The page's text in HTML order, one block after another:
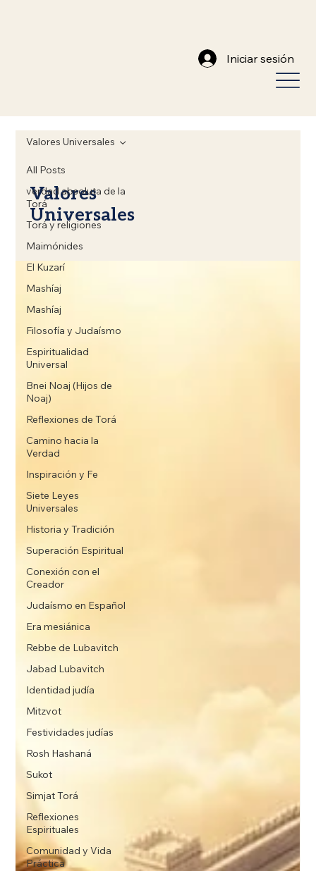
Iniciar sesión
All Posts
verdad absoluta de la
Torá
Torá y religiones
Maimónides
El Kuzarí
Mashíaj
Mashíaj
Filosofía y Judaísmo
Espiritualidad
Universal
Bnei Noaj (Hijos de
Noaj)
Reflexiones de Torá
Camino hacia la
Verdad
Inspiración y Fe
Siete Leyes
Universales
Historia y Tradición
Superación Espiritual
Conexión con el
Creador
Judaísmo en Español
Era mesiánica
Rebbe de Lubavitch
Jabad Lubavitch
Identidad judía
Mitzvot
Festividades judías
Rosh Hashaná
Sukot
Simjat Torá
Reflexiones
Espirituales
Comunidad y Vida
Práctica
Valores Universales
Valores
Universales